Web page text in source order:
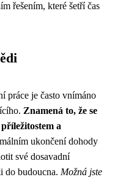
řešením, které šetří čas
práce je často vnímáno
Znamená to, že se
a
ukončení dohody
své dosavadní
do budoucna. Možná jste